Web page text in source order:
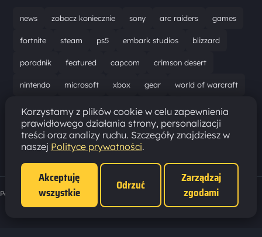
news zobacz koniecznie sony arc raiders games
fortnite steam ps5 embark studios blizzard
poradnik featured capcom crimson desert
nintendo microsoft xbox gear world of warcraft
solucja marathon ubisoft bungie recenzja
resident evil requiem gaming aktualizacja pc
epic games hytale
Polityka prywatności ·
Korzystamy z plików cookie w celu zapewnienia
prawidłowego działania strony, personalizacji
treści oraz analizy ruchu. Szczegóły znajdziesz w
naszej Polityce prywatności.
Akceptuję
wszystkie
Odrzuć
Zarządzaj
zgodami